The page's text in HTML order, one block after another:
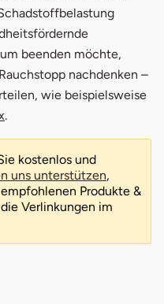
beenden möchte,
nachdenken –
wie beispielsweise
.
kostenlos und
uns unterstützen,
Produkte &
Verlinkungen im